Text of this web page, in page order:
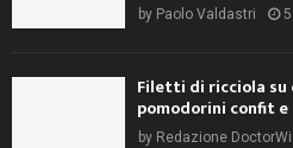
by Paolo Valdastri
Filetti di ricciola su
pomodorini confit
by Redazione